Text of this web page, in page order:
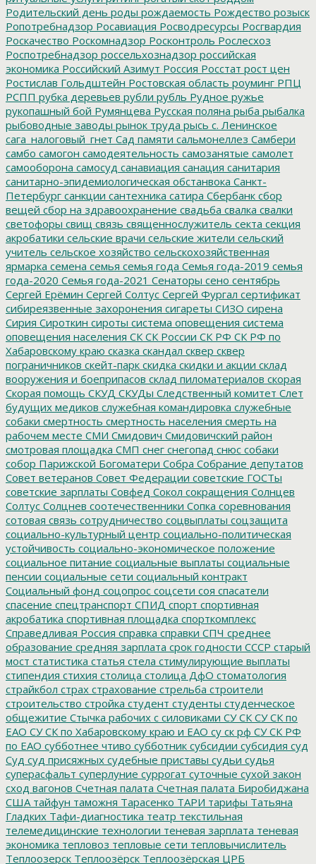
Родительский день роды рождаемость Рождество розыск
Ропотребнадзор Росавиация Росводресурсы Росгвардия
Роскачество Роскомнадзор Росконтроль Рослесхоз
Роспотребнадзор россельхознадзор российская
экономика Российский Азимут Россия Росстат рост цен
Ростислав Гольдштейн Ростовская область роуминг РПЦ
РСПП рубка деревьев рубли рубль Рудное ружье
рукопашный бой Румянцева Русская поляна рыба рыбалка
рыбоводные заводы рынок труда рысь с. Ленинское
сага_налоговый_гнет Сад памяти сальмонеллез Самбери
самбо самогон самодеятельность самозанятые самолет
самооборона самосуд санавиация санация санитария
санитарно-эпидемиологическая обстанвока Санкт-
Петербург санкции сантехника сатира Сбербанк сбор
вещей сбор на здравоохранение свадьба свалка свалки
светофоры свищ связь священнослужитель секта секция
акробатики сельские врачи сельские жители сельский
учитель сельское хозяйство сельскохозяйственная
ярмарка семена семья семья года Семья года-2019 семья
года-2020 Семья года-2021 Сенаторы сено сентябрь
Сергей Ерёмин Сергей Солтус Сергей Фургал сертификат
сибиреязвенные захоронения сигареты СИЗО сирена
Сирия Сироткин сироты система оповещения система
оповещения населения СК СК России СК РФ СК РФ по
Хабаровскому краю сказка скандал сквер сквер
пограничников скейт-парк скидка скидки и акции склад
вооружения и боеприпасов склад пиломатериалов скорая
Скорая помощь СКУД СКУДы Следственный комитет Слет
будущих медиков служебная командировка служебные
собаки смертность смертность населения смерть на
рабочем месте СМИ Смидович Смидовичский район
смотровая площадка СМП снег снегопад снюс собаки
собор Парижской Богоматери Собра Собрание депутатов
Совет ветеранов Совет Федерации советские ГОСТы
советские зарплаты Совфед Сокол сокращения Солнцев
Солтус Солцнев соотечественники Сопка соревнования
сотовая связь сотрудничество соцвыплаты соцзащита
социально-культурный центр социально-политическая
устойчивость социально-экономическое положение
социальное питание социальные выплаты социальные
пенсии социальные сети социальный контракт
Социальный фонд соцопрос соцсети соя спасатели
спасение спецтранспорт СПИД спорт спортивная
акробатика спортивная площадка спорткомплекс
Справедливая Россия справка справки СПЧ среднее
образование средняя зарплата срок годности СССР старый
мост статистика статья стела стимулирующие выплаты
стипендия стихия столица столица ДфО стоматология
страйкбол страх страхование стрельба строители
строительство стройка студент студенты студенческое
общежитие Стычка рабочих с силовиками СУ СК СУ СК по
ЕАО СУ СК по Хабаровскому краю и ЕАО су ск рф СУ СК РФ
по ЕАО субботнее чтиво субботник субсидии субсидия суд
Суд суд присяжных судебные приставы судьи судья
суперасфальт суперлуние суррогат суточные сухой закон
сход вагонов Счетная палата Счетная палата Биробиджана
США тайфун таможня Тарасенко ТАРИ тарифы Татьяна
Гладких Тафи-диагностика театр текстильная
телемедицинские технологии теневая зарплата теневая
экономика тепловоз тепловые сети тепловычислитель
Теплоозерск Теплоозёрск Теплоозёрская ЦРБ